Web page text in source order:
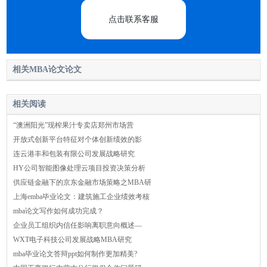
点击联系客服
相关MBA论文论文
相关阅读
“澳洲阳光”现榨果汁专卖店郑州市场营
开放式创新平台特征对个体创新绩效的影
连云港丰和包装有限公司发展战略研究
HY公司智能图像处理云项目投资决策分析
供应链金融下的京东金融市场策略之MBA研
上海emba毕业论文：建筑施工企业绩效考核
mba论文写作如何成功完成？
企业员工组织内信任影响离职意向概述—
WXT电子科技公司发展战略MBA研究
mba毕业论文答辩ppt如何制作更加精美?